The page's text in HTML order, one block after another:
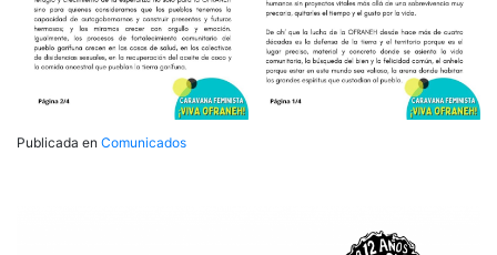
Publicada en Comunicados